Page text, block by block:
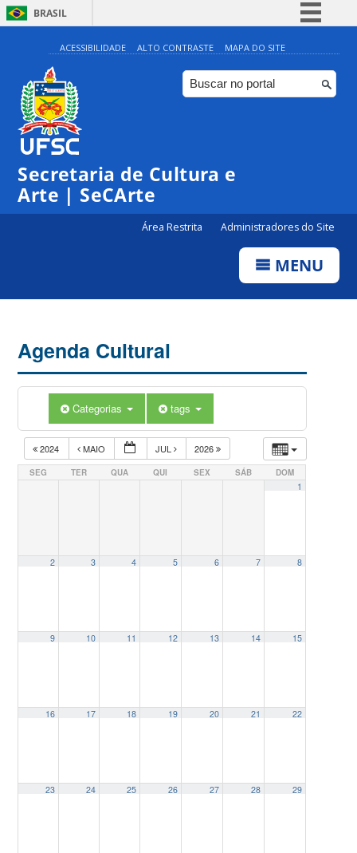
BRASIL
Simplifique!
Comunica BR
Participe
ACESSIBILIDADE ALTO CONTRASTE MAPA DO SITE
Secretaria de Cultura e
Arte | SeCArte
Área Restrita Administradores do Site
MENU
Agenda Cultural
Categorias tags
2024 MAIO JUL 2026
SEG TER QUA QUI SEX SÁB DOM
1
2 3 4 5 6 7 8
9 10 11 12 13 14 15
16 17 18 19 20 21 22
23 24 25 26 27 28 29